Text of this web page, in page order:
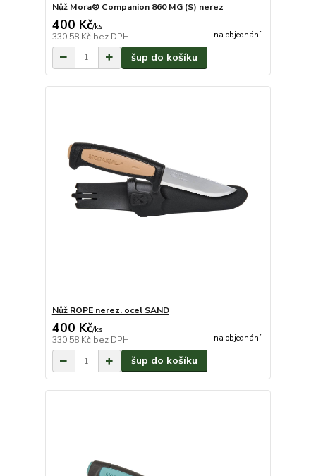
Nůž Mora® Companion 860 MG (S) nerez
400 Kč/ks
330,58 Kč bez DPH na objednání
šup do košíku
Nůž ROPE nerez. ocel SAND
400 Kč/ks
330,58 Kč bez DPH na objednání
šup do košíku